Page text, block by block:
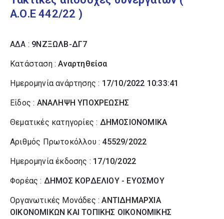
Α.Ο.Ε 442/22 )
ΑΔΑ : 9ΝΖΞΩΛΒ-ΔΓ7
Κατάσταση :Αναρτηθείσα
Ημερομηνία ανάρτησης : 17/10/2022 10:33:41
Είδος : ΑΝΑΛΗΨΗ ΥΠΟΧΡΕΩΣΗΣ
Θεματικές κατηγορίες : ΔΗΜΟΣΙΟΝΟΜΙΚΑ
Αριθμός Πρωτοκόλλου : 45529/2022
Ημερομηνία έκδοσης : 17/10/2022
Φορέας : ΔΗΜΟΣ ΚΟΡΔΕΛΙΟΥ - ΕΥΟΣΜΟΥ
Οργανωτικές Μονάδες :ΑΝΤΙΔΗΜΑΡΧΙΑ
ΟΙΚΟΝΟΜΙΚΩΝ ΚΑΙ ΤΟΠΙΚΗΣ ΟΙΚΟΝΟΜΙΚΗΣ